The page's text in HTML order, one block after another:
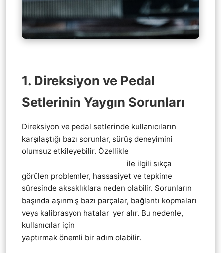
1. Direksiyon ve Pedal
Setlerinin Yaygın Sorunları
Direksiyon ve pedal setlerinde kullanıcıların
karşılaştığı bazı sorunlar, sürüş deneyimini
olumsuz etkileyebilir. Özellikle
ile ilgili sıkça
görülen problemler, hassasiyet ve tepkime
süresinde aksaklıklara neden olabilir. Sorunların
başında aşınmış bazı parçalar, bağlantı kopmaları
veya kalibrasyon hataları yer alır. Bu nedenle,
kullanıcılar için
yaptırmak önemli bir adım olabilir.